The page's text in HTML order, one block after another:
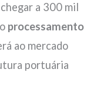
a 300 mil
processamento
ao mercado
portuária